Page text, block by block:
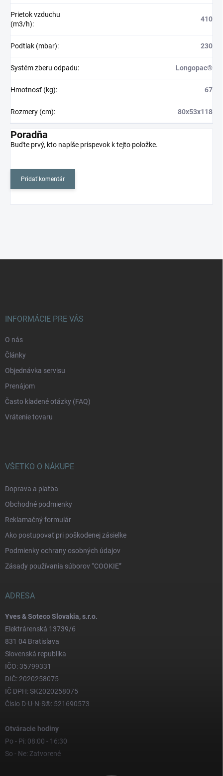
Prietok vzduchu
(m3/h):
410
Podtlak (mbar): 230
Systém zberu odpadu: Longopac®
Hmotnosť (kg): 67
Rozmery (cm): 80x53x118
Poradňa
Buďte prvý, kto napíše príspevok k tejto položke.
Pridať komentár
INFORMÁCIE PRE VÁS
O nás
Články
Objednávka servisu
Prenájom
Často kladené otázky (FAQ)
Vrátenie tovaru
VŠETKO O NÁKUPE
Doprava a platba
Obchodné podmienky
Reklamačný formulár
Ako postupovať pri poškodenej zásielke
Podmienky ochrany osobných údajov
Zásady používania súborov “COOKIE”
ADRESA
Yves & Soteco Slovakia, s.r.o.
Elektrárenská 13739/6
831 04 Bratislava
Slovenská republika
IČO: 35799331
DIČ: 2020258075
IČ DPH: SK2020258075
Číslo D-U-N-S®: 521690573
Otváracie hodiny
Po - Pi: 08:00 - 16:30
So - Ne: Zatvorené